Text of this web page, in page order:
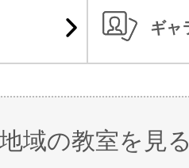
ギャ
域の教室を見